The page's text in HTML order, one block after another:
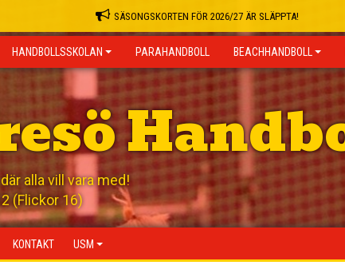
SÄSONGSKORTEN FÖR 2026/27 ÄR SLÄPPTA!
HANDBOLLSSKOLAN PARAHANDBOLL BEACHHANDBOLL
alla vill vara med!
(Flickor 16)
KONTAKT USM